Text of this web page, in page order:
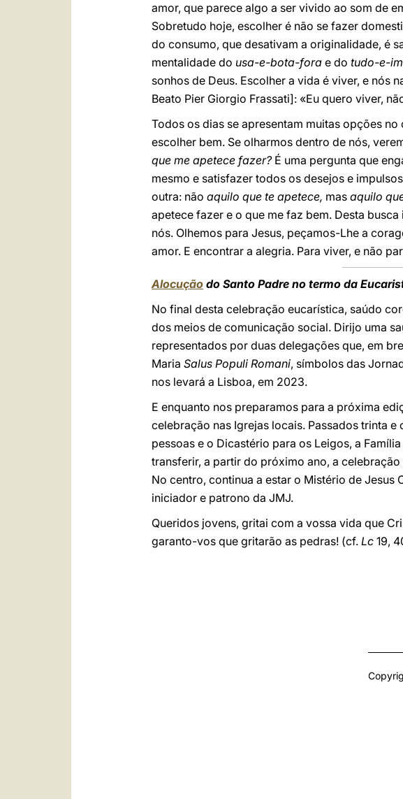
amor, que parece algo a ser vivido ao som de
Sobretudo hoje, escolher é não se fazer
do consumo, que desativam a originalidade, é
mentalidade do usa-e-bota-fora e do tudo-e-
sonhos de Deus. Escolher a vida é viver, e nós
Beato Pier Giorgio Frassati]: «Eu quero viver,
Todos os dias se apresentam muitas opções
escolher bem. Se olharmos dentro de nós,
que me apetece fazer?É uma pergunta que
mesmo e satisfazer todos os desejos e
outra: não aquilo que te apetece, mas aquilo
apetece fazer e o que me faz bem. Desta
nós. Olhemos para Jesus, peçamos-Lhe a
amor. E encontrar a alegria. Para viver, e não
Alocução do Santo Padre no termo da
No final desta celebração eucarística, saúdo
dos meios de comunicação social. Dirijo uma
representados por duas delegações que, em
Maria Salus Populi Romani, símbolos das
nos levará a Lisboa, em 2023.
E enquanto nos preparamos para a próxima
celebração nas Igrejas locais. Passados trinta
pessoas e o Dicastério para os Leigos, a
transferir, a partir do próximo ano, a
No centro, continua a estar o Mistério de
iniciador e patrono da JMJ.
Queridos jovens, gritai com a vossa vida que
garanto-vos que gritarão as pedras! (cf. Lc 19,